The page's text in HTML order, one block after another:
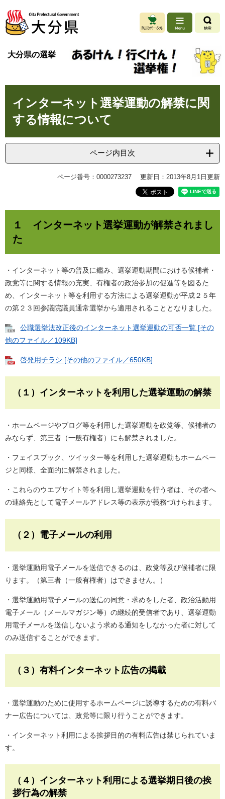
ジ
ュ
大分県の選挙
インターネット選挙運動の解禁に関
する情報について
ページ内目次
ページ番号：0000273237 更新日：2013年8月1日更新
１ インターネット選挙運動が解禁されまし
た
・インターネット等の普及に鑑み、選挙運動期間における候補者・
政党等に関する情報の充実、有権者の政治参加の促進等を図るた
め、インターネット等を利用する方法による選挙運動が平成２５年
の第２３回参議院議員通常選挙から適用されることとなりました。
公職選挙法改正後のインターネット選挙運動の可否一覧 [その
他のファイル／109KB]
啓発用チラシ [その他のファイル／650KB]
（１）インターネットを利用した選挙運動の解禁
・ホームページやブログ等を利用した選挙運動を政党等、候補者の
みならず、第三者（一般有権者）にも解禁されました。
・フェイスブック、ツイッター等を利用した選挙運動もホームペー
ジと同様、全面的に解禁されました。
・これらのウエブサイト等を利用し選挙運動を行う者は、その者へ
の連絡先として電子メールアドレス等の表示が義務づけられます。
（２）電子メールの利用
・選挙運動用電子メールを送信できるのは、政党等及び候補者に限
ります。（第三者（一般有権者）はできません。）
・選挙運動用電子メールの送信の同意・求めをした者、政治活動用
電子メール（メールマガジン等）の継続的受信者であり、選挙運動
用電子メールを送信しないよう求める通知をしなかった者に対して
のみ送信することができます。
（３）有料インターネット広告の掲載
・選挙運動のために使用するホームページに誘導するための有料バ
ナー広告については、政党等に限り行うことができます。
・インターネット利用による挨拶目的の有料広告は禁じられていま
す。
（４）インターネット利用による選挙期日後の挨
拶行為の解禁